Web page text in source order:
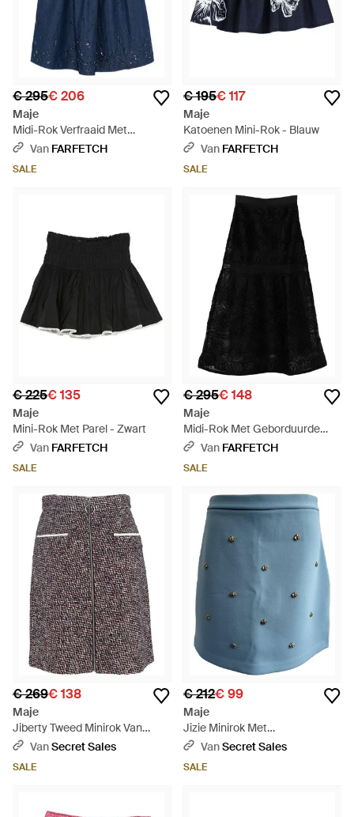
€ 295€ 206
Maje
Midi-Rok Verfraaid Met
Pailletten - Blauw
Van FARFETCH
SALE
€ 195€ 117
Maje
Katoenen Mini-Rok - Blauw
Van FARFETCH
SALE
€ 225€ 135
Maje
Mini-Rok Met Parel - Zwart
Van FARFETCH
SALE
€ 295€ 148
Maje
Midi-Rok Met Geborduurde
Bloemen - Zwart
Van FARFETCH
SALE
€ 269€ 138
Maje
Jiberty Tweed Minirok Van
Katoen - Meerkleurig
VanSecret Sales
SALE
€ 212€ 99
Maje
Jizie Minirok Met
Bijenversiering - Blauw
VanSecret Sales
SALE